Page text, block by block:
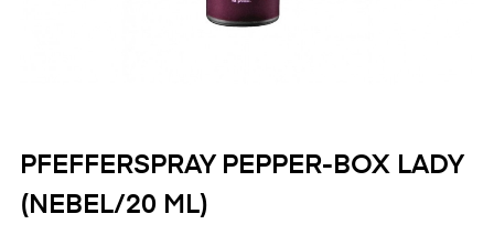
PFEFFERSPRAY PEPPER-BOX LADY
(NEBEL/20 ML)